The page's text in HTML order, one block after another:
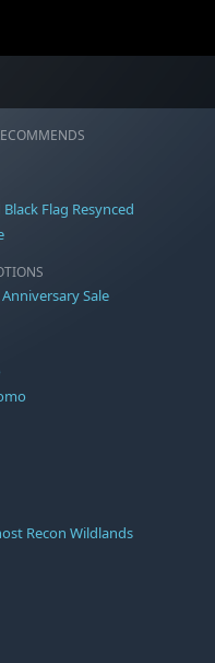
Flag Resynced
Sale
Recon Wildlands